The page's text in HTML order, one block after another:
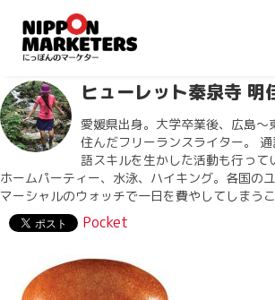
ヒューレット秦泉寺 明
愛媛県出身。大学卒業後、広島〜
住んだフリーランスライター。
語スキルを生かした活動も行って
ホームパーティー、水泳、ハイキング。各国の
マーシャルのウォッチで一日を費やしてしまうこ
Pocket